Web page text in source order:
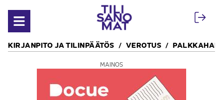
Avaa valikko
KIRJANPITO JA TILINPÄÄTÖS VEROTUS
MAINOS